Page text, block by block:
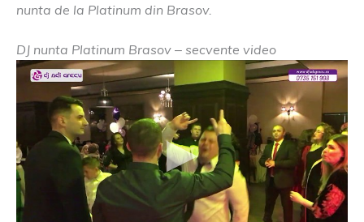
nunta de la Platinum din Brasov.
DJ nunta Platinum Brasov – secvente video